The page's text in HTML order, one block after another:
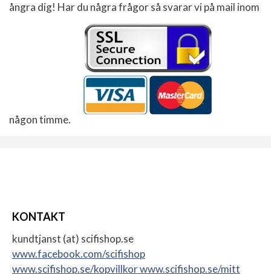
ångra dig! Har du några frågor så svarar vi på mail inom
någon timme.
KONTAKT
kundtjanst (at) scifishop.se
www.facebook.com/scifishop
www.scifishop.se/kopvillkorwww.scifishop.se/mitt